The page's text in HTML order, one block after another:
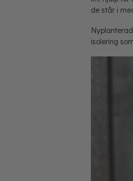
de står i
isolering